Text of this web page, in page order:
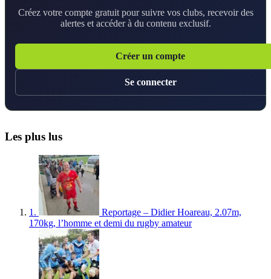
Créez votre compte gratuit pour suivre vos clubs, recevoir des
alertes et accéder à du contenu exclusif.
Créer un compte
Se connecter
Les plus lus
1.
Reportage – Didier Hoareau, 2.07m,
170kg, l’homme et demi du rugby amateur